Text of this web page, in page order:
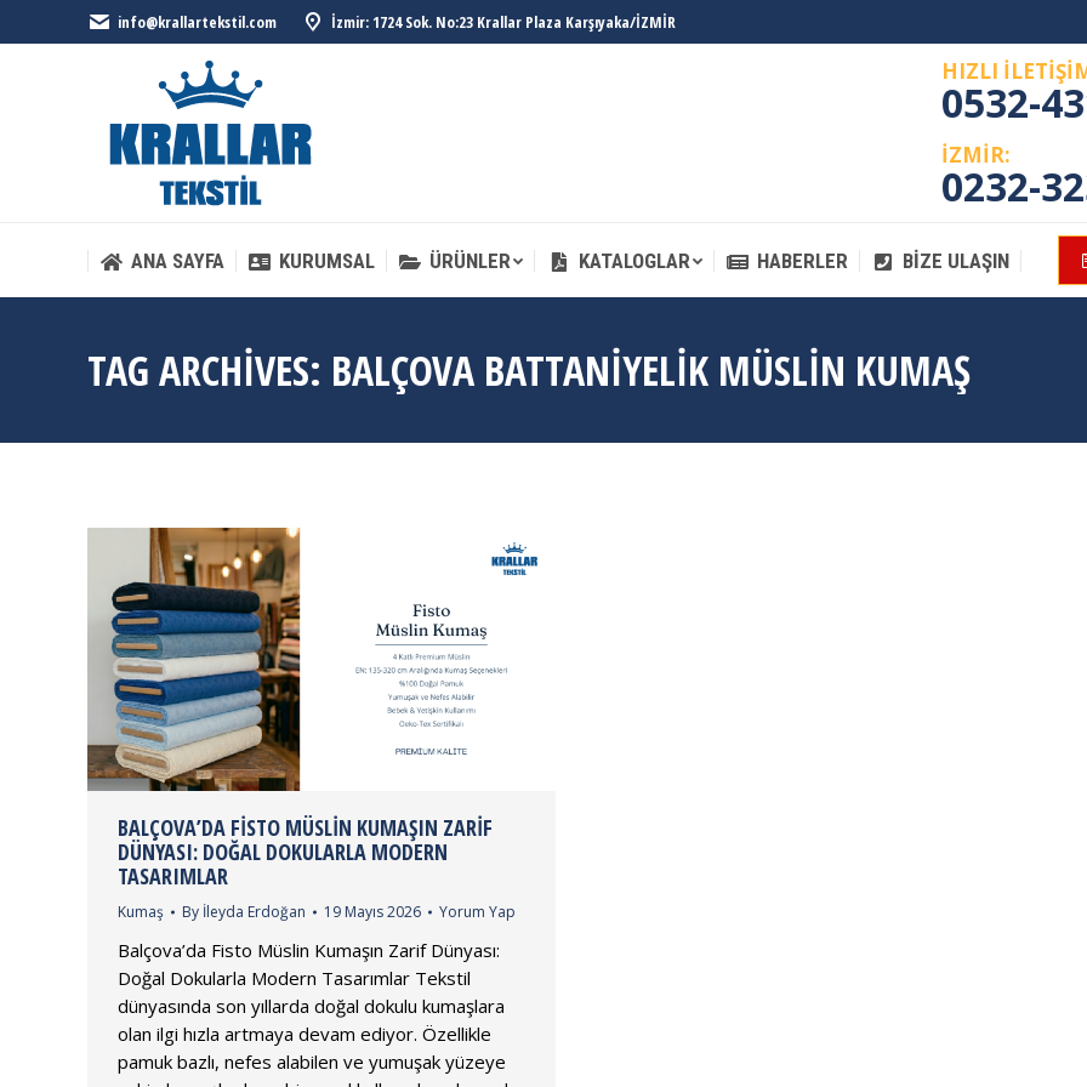
info@krallartekstil.com İzmir: 1724 Sok. No:23 Krallar Plaza Karşıyaka/İZMİR
HIZLI
0532-
İZMİR:
0232-
ANA SAYFA KURUMSAL ÜRÜNLER KATALOGLAR HABERLER BIZE ULAŞIN
TAG ARCHIVES: BALÇOVA BATTANIYELIK MÜSLIN KUMAŞ
BALÇOVA’DA FISTO MÜSLIN KUMAŞIN ZARIF
DÜNYASI: DOĞAL DOKULARLA MODERN
TASARIMLAR
Kumaş By İleyda Erdoğan 19 Mayıs 2026 Yorum Yap
Balçova’da Fisto Müslin Kumaşın Zarif Dünyası:
Doğal Dokularla Modern Tasarımlar Tekstil
dünyasında son yıllarda doğal dokulu kumaşlara
olan ilgi hızla artmaya devam ediyor. Özellikle
pamuk bazlı, nefes alabilen ve yumuşak yüzeye
ANA SAYFA KURUMSAL ÜRÜNLER KATALOGLAR HABERLER BIZE ULAŞIN